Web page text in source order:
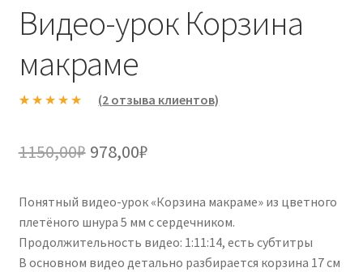
Видео-урок Корзина
макраме
основе
пользовател
ей
(2 отзыва клиентов)
1150,00₽ Первоначальная
составляла
1150,00₽.
978,00₽Текущая
978,00₽.
Понятный видео-урок «Корзина макраме» из цветного
плетёного шнура 5 мм с сердечником.
Продолжительность видео: 1:11:14, есть субтитры
В основном видео детально разбирается корзина 17 см